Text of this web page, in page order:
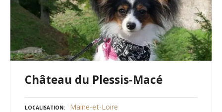
Château du Plessis-Macé
LOCALISATION Maine-et-Loire